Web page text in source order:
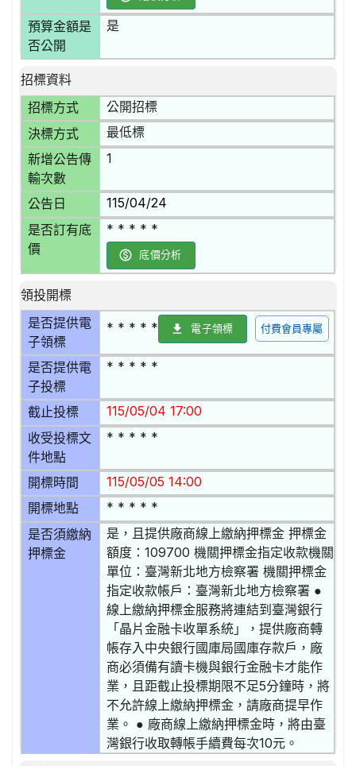
預算金額是
否公開
是
招標資料
招標方式
公開招標
決標方式 最低標
新增公告傳
輸次數
1
公告日 115/04/24
是否訂有底
價
* * * * *
底價分析
領投開標
是否提供電
子領標
* * * * * 電子領標 付費會員專屬
是否提供電
子投標
* * * * *
截止投標 115/05/04 17:00
收受投標文
件地點
* * * * *
開標時間 115/05/05 14:00
開標地點 * * * * *
是否須繳納
押標金
是，且提供廠商線上繳納押標金 押標金
額度：109700 機關押標金指定收款機關
單位：臺灣新北地方檢察署 機關押標金
指定收款帳戶：臺灣新北地方檢察署 ●
線上繳納押標金服務將連結到臺灣銀行
「晶片金融卡收單系統」，提供廠商轉
帳存入中央銀行國庫局國庫存款戶，廠
商必須備有讀卡機與銀行金融卡才能作
業，且距截止投標期限不足5分鐘時，將
不允許線上繳納押標金，請廠商提早作
業。 ● 廠商線上繳納押標金時，將由臺
灣銀行收取轉帳手續費每次10元。